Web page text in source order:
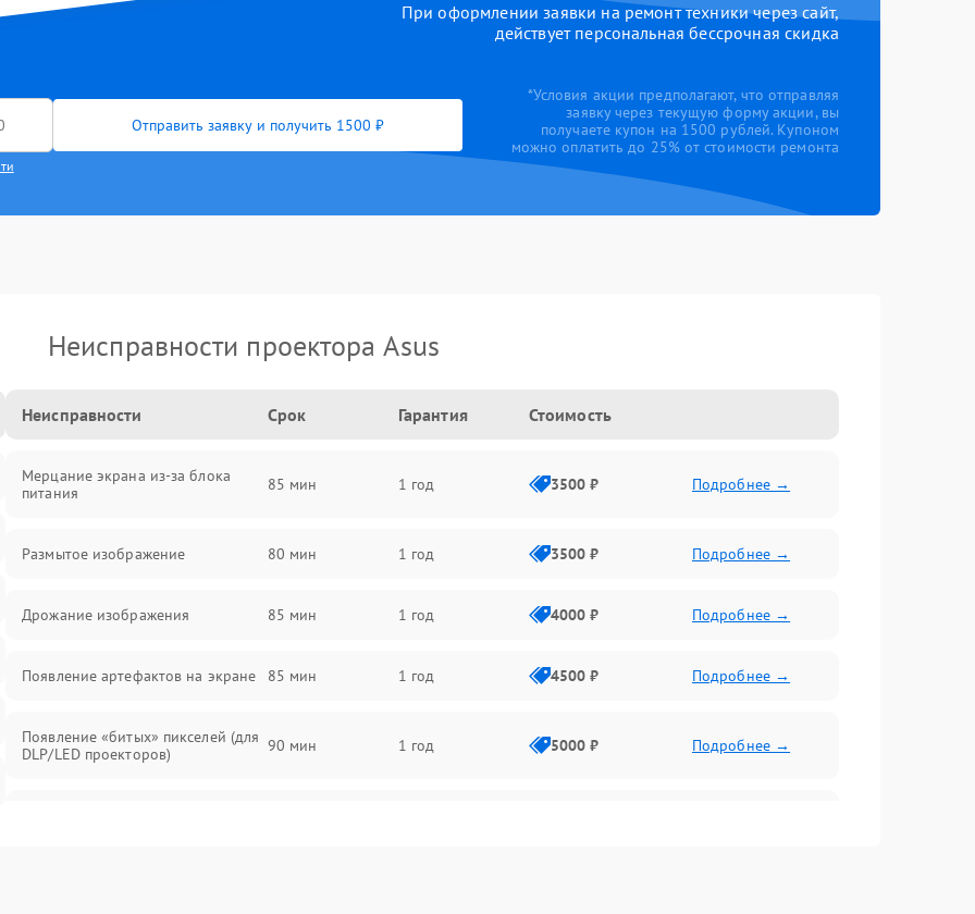
При оформлении заявки на ремонт техники через сайт,
действует персональная бессрочная скидка
Отправить заявку и получить 1500 ₽
*Условия акции предполагают, что отправляя
заявку через текущую форму акции, вы
получаете купон на 1500 рублей. Купоном
можно оплатить до 25% от стоимости ремонта
Неисправности проектора Asus
Неисправности Срок Гарантия Стоимость
Мерцание экрана из-за блока
питания
85 мин 1 год 3500 ₽ Подробнее →
Размытое изображение 80 мин 1 год 3500 ₽ Подробнее →
Дрожание изображения 85 мин 1 год 4000 ₽ Подробнее →
Появление артефактов на экране 85 мин 1 год 4500 ₽ Подробнее →
Появление «битых» пикселей (для
DLP/LED проекторов)
90 мин 1 год 5000 ₽ Подробнее →